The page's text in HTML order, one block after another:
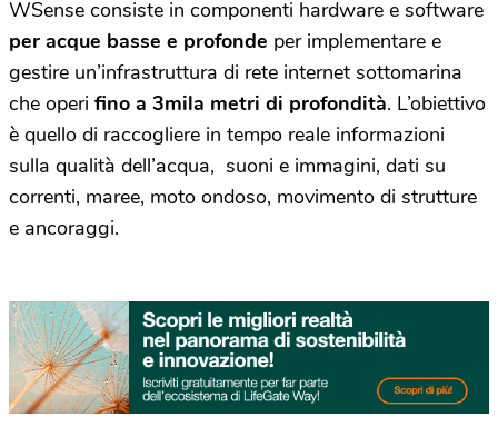
WSense consiste in componenti hardware e software
per acque basse e profonde per implementare e
gestire un’infrastruttura di rete internet sottomarina
che operi fino a 3mila metri di profondità. L’obiettivo
è quello di raccogliere in tempo reale informazioni
sulla qualità dell’acqua, suoni e immagini, dati su
correnti, maree, moto ondoso, movimento di strutture
e ancoraggi.